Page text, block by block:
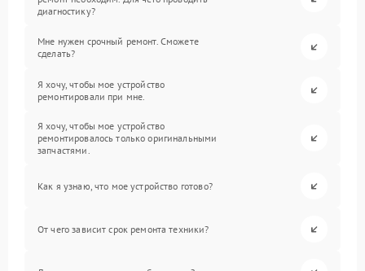
диагностику?
Мне нужен срочный ремонт. Сможете
сделать?
Я хочу, чтобы мое устройство
ремонтировали при мне.
Я хочу, чтобы мое устройство
ремонтировалось только оригинальными
запчастями.
Как я узнаю, что мое устройство готово?
От чего зависит срок ремонта техники?